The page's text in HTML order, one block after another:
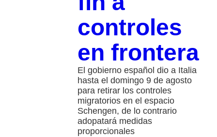
controles
en frontera
El gobierno español dio a Italia
hasta el domingo 9 de agosto
para retirar los controles
migratorios en el espacio
Schengen, de lo contrario
adopatará medidas
proporcionales